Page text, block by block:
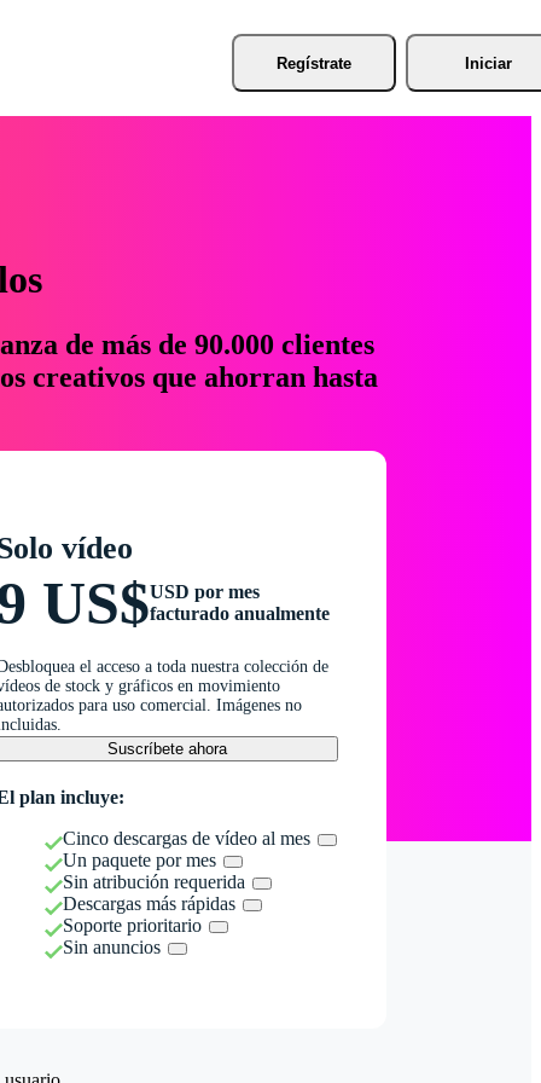
Regístrate Iniciar
de más de 90.000 clientes
creativos que ahorran hasta
vídeo
US$USD por mes
facturado anualmente
el acceso a toda nuestra colección de
de stock y gráficos en movimiento
para uso comercial. Imágenes no
Suscríbete ahora
plan incluye:
Cinco descargas de vídeo al mes
Un paquete por mes
Sin atribución requerida
Descargas más rápidas
Soporte prioritario
Sin anuncios